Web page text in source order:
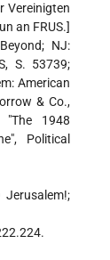
Vereinigten
an FRUS.]
NJ:
S. 53739;
American
& Co.,
"The 1948
Political
Jerusalem!;